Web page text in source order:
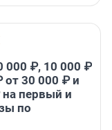
000 ₽, 10 000 ₽
от 30 000 ₽ и
первый и
по